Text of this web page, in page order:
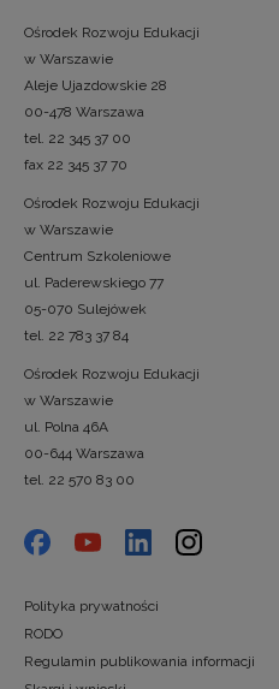
Ośrodek Rozwoju Edukacji
w Warszawie
Aleje Ujazdowskie 28
00-478 Warszawa
tel. 22 345 37 00
fax 22 345 37 70
Ośrodek Rozwoju Edukacji
w Warszawie
Centrum Szkoleniowe
ul. Paderewskiego 77
05-070 Sulejówek
tel. 22 783 37 84
Ośrodek Rozwoju Edukacji
w Warszawie
ul. Polna 46A
00-644 Warszawa
tel. 22 570 83 00
Polityka prywatności
RODO
Regulamin publikowania informacji